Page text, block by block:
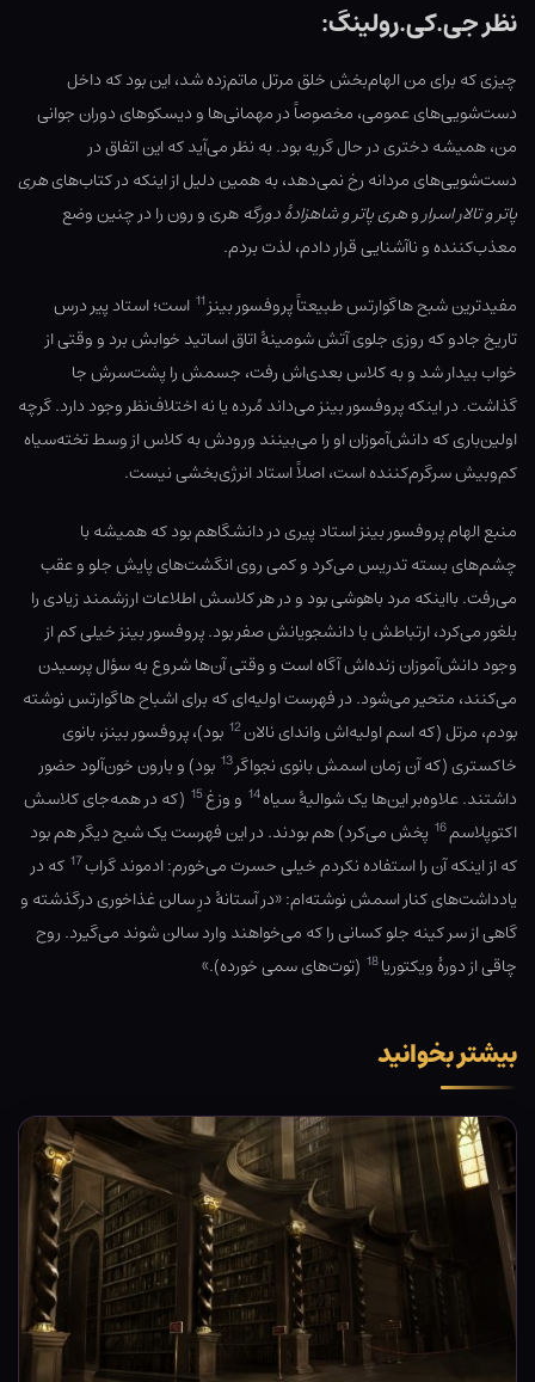
نظر جی.کی.رولینگ:
چیزی که برای من الهام‌بخش خلق مرتل ماتم‌زده شد، این بود که داخل
دست‌شویی‌های عمومی، مخصوصاً در مهمانی‌ها و دیسکوهای دوران جوانی
من، همیشه دختری در حال گریه بود. به نظر می‌آید که این اتفاق در
دست‌شویی‌های مردانه رخ نمی‌دهد، به همین دلیل از اینکه در کتاب‌هایهری‌
پاتر و تالار اسراروهری پاتر و شاهزادهٔ دورگه هری و رون را در چنین وضع
معذب‌کننده و ناآشنایی قرار دادم، لذت بردم.
مفیدترین شبح هاگوارتس طبیعتاً پروفسور بینز 11 است؛ استاد پیر درس
تاریخ جادو که روزی جلوی آتش شومینهٔ اتاق اساتید خوابش برد و وقتی از
خواب بیدار شد و به کلاس بعدی‌اش رفت، جسمش را پشت‌سرش جا
گذاشت. در اینکه پروفسور بینز می‌داند مُرده یا نه اختلاف‌نظر وجود دارد. گرچه
اولین‌باری که دانش‌آموزان او را می‌بینند ورودش به کلاس از وسط تخته‌سیاه
کم‌وبیش سرگرم‌کننده است، اصلاً استاد انرژی‌بخشی نیست.
منبع الهام پروفسور بینز استاد پیری در دانشگاهم بود که همیشه با
چشم‌های بسته تدریس می‌کرد و کمی روی انگشت‌های پایش جلو و عقب
می‌رفت. بااینکه مرد باهوشی بود و در هر کلاسش اطلاعات ارزشمند زیادی را
بلغور می‌کرد، ارتباطش با دانشجویانش صفر بود. پروفسور بینز خیلی کم از
وجود دانش‌آموزان زنده‌اش آگاه است و وقتی آن‌ها شروع به سؤال پرسیدن
می‌کنند، متحیر می‌شود. در فهرست اولیه‌ای‌ که برای اشباح هاگوارتس نوشته
بودم، مرتل (که اسم اولیه‌اش واندای نالان12 بود)، پروفسور بینز، بانوی
خاکستری (که آن زمان اسمش بانوی نجواگر13 بود) و بارون خون‌آلود حضور
داشتند. علاوه‌بر این‌ها یک شوالیهٔ سیاه14 و وزغ15 (که در همه‌جای کلاسش
اکتوپلاسم16 پخش می‌کرد) هم بودند. در این فهرست یک شبح دیگر هم بود
که از اینکه آن را استفاده نکردم خیلی حسرت می‌خورم: ادموند گراب17 که در
یادداشت‌های کنار اسمش نوشته‌ام: «در آستانهٔ درِ سالن غذاخوری درگذشته و
گاهی از سر کینه جلو کسانی را که می‌خواهند وارد سالن شوند می‌گیرد. روح
چاقی از دورهٔ ویکتوریا18 (توت‌های سمی خورده).»
بیشتر بخوانید